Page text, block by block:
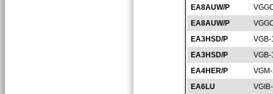
EA8AUW/P
EA8AUW/P
EA3HSD/P
EA3HSD/P
EA4HER/P
EA6LU